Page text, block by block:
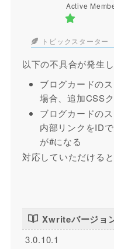
Active
トピックスターター
以下の不具合が発生し
ブログカードの
場合、追加CSS
ブログカードの
内部リンクをID
が#になる
対応していただけると
Xwriteバージョ
3.0.10.1